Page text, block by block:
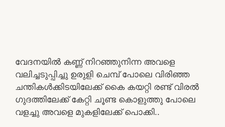
വേദനയിൽ കണ്ണ് നിറഞ്ഞുനിന്ന അവളെ
വലിച്ചടുപ്പിച്ചു ഉരുളി ചെമ്പ് പോലെ വിരിഞ്ഞ
ചന്തികൾക്കിടയിലേക്ക് കൈ കയറ്റി രണ്ട് വിരൽ
ഗുദത്തിലേക്ക് കേറ്റി ചൂണ്ട കൊളുത്തു പോലെ
വളച്ചു അവളെ മുകളിലേക്ക് പൊക്കി..